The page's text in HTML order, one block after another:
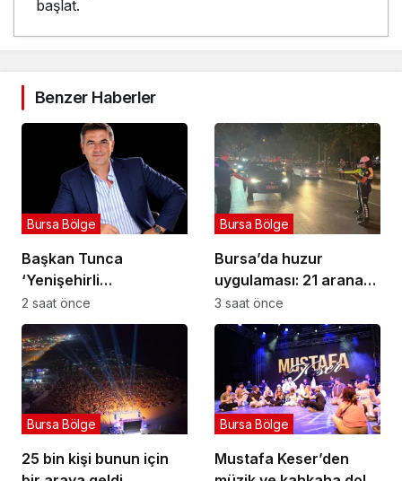
başlat.
Benzer Haberler
Başkan Tunca
‘Yenişehirli
üreticilerimizin her
daim yanındayız’
Bursa Bölge
2 saat önce
Bursa’da huzur
uygulaması: 21 aranan
şahıs yakalandı, 388
bin TL ceza kesildi
Bursa Bölge
3 saat önce
25 bin kişi bunun için
Bursa Bölge
Mustafa Keser’den
Bursa Bölge